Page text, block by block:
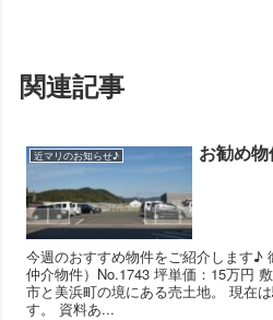
関連記事
近マリのお知らせ♪ お勧め
今週のおすすめ物件をご紹介します♪
仲介物件）No.1743 坪単価：15万円
市と美浜町の境にある売土地。 現在
す。 資料あ...